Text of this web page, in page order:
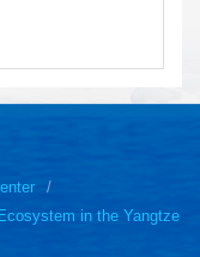
in the Yangtze